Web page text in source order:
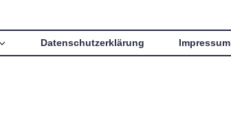
Datenschutzerklärung Impressum